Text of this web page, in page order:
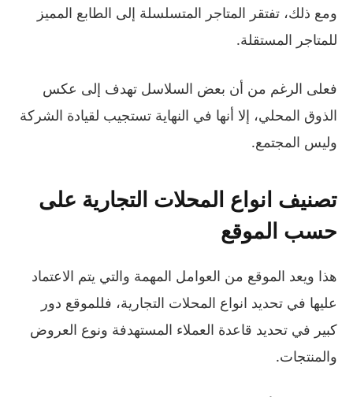
ومع ذلك، تفتقر المتاجر المتسلسلة إلى الطابع المميز
للمتاجر المستقلة.
فعلى الرغم من أن بعض السلاسل تهدف إلى عكس
الذوق المحلي، إلا أنها في النهاية تستجيب لقيادة الشركة
وليس المجتمع.
تصنيف انواع المحلات التجارية على
حسب الموقع
هذا ويعد الموقع من العوامل المهمة والتي يتم الاعتماد
عليها في تحديد انواع المحلات التجارية، فللموقع دور
كبير في تحديد قاعدة العملاء المستهدفة ونوع العروض
والمنتجات.